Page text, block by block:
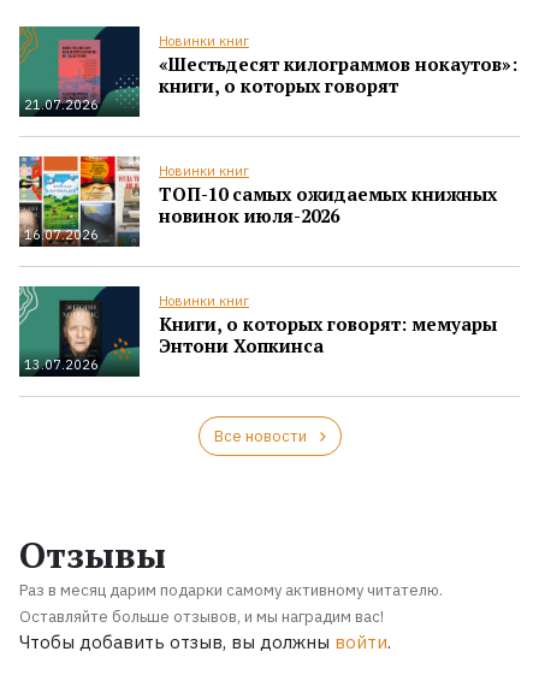
21.07.2026
Новинки книг
«Шестьдесят килограммов нокаутов»:
книги, о которых говорят
16.07.2026
Новинки книг
ТОП-10 самых ожидаемых книжных
новинок июля-2026
13.07.2026
Новинки книг
Книги, о которых говорят: мемуары
Энтони Хопкинса
Все новости
Отзывы
Раз в месяц дарим подарки самому активному читателю.
Оставляйте больше отзывов, и мы наградим вас!
Чтобы добавить отзыв, вы должны войти.